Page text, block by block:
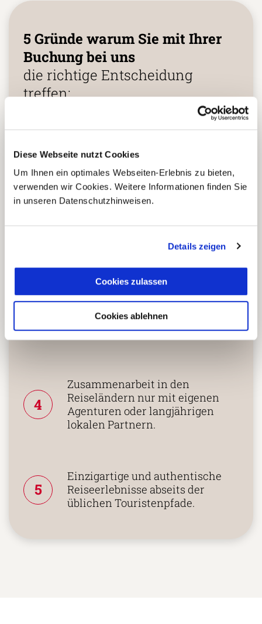
Diese Webseite nutzt Cookies
Um Ihnen ein optimales Webseiten-Erlebnis zu bieten,
verwenden wir Cookies. Weitere Informationen finden Sie
in unseren Datenschutzhinweisen.
Details zeigen
Cookies zulassen
Cookies ablehnen
5 Gründe warum Sie mit Ihrer
Buchung bei uns
die richtige Entscheidung
treffen:
25 Jahren Erfahrung!
Persönliche Beratung durch
Länderspezialisten.
3
Mehrfach mit
Tourismuspreisen
ausgezeichnet und als
nachhaltiges Unternehmen
zertifiziert.
4
Zusammenarbeit in den
Reiseländern nur mit eigenen
Agenturen oder langjährigen
lokalen Partnern.
5
Einzigartige und authentische
Reiseerlebnisse abseits der
üblichen Touristenpfade.